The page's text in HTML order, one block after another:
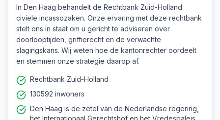
In Den Haag behandelt de Rechtbank Zuid-Holland
civiele incassozaken. Onze ervaring met deze rechtbank
stelt ons in staat om u gericht te adviseren over
doorlooptijden, griffierecht en de verwachte
slagingskans. Wij weten hoe de kantonrechter oordeelt
en stemmen onze strategie daarop af.
Rechtbank Zuid-Holland
130592 inwoners
Den Haag is de zetel van de Nederlandse regering,
het Internationaal Gerechtshof en het Vredespaleis.